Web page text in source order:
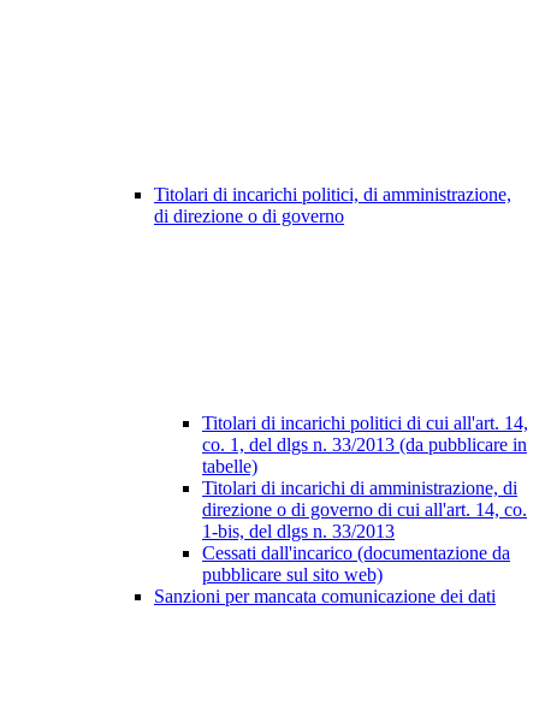
Titolari di incarichi politici, di amministrazione,
di direzione o di governo
Titolari di incarichi politici di cui all'art. 14,
co. 1, del dlgs n. 33/2013 (da pubblicare in
tabelle)
Titolari di incarichi di amministrazione, di
direzione o di governo di cui all'art. 14, co.
1-bis, del dlgs n. 33/2013
Cessati dall'incarico (documentazione da
pubblicare sul sito web)
Sanzioni per mancata comunicazione dei dati